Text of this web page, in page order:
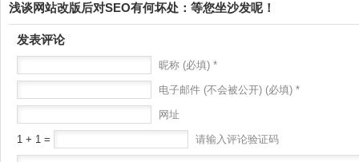
浅谈网站改版后对SEO有何坏处：等您坐沙发呢！
发表评论
昵称 (必填) *
电子邮件 (不会被公开) (必填) *
网址
1 + 1 = 请输入评论验证码